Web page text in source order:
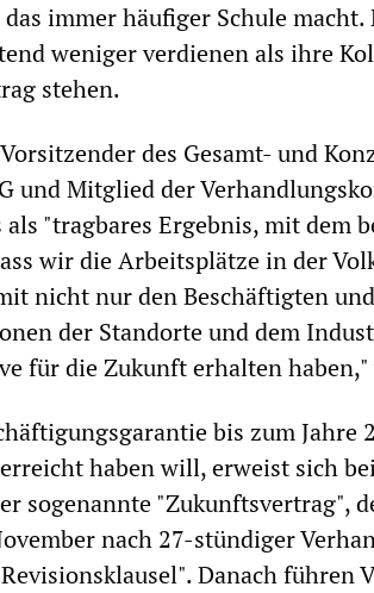
das immer häufiger Schule
weniger verdienen als ihre
stehen.
des Gesamt- und
und Mitglied der
als "tragbares Ergebnis, mit dem
wir die Arbeitsplätze in der
nicht nur den Beschäftigten
der Standorte und dem
für die Zukunft erhalten
bis zum Jahre
haben will, erweist sich
sogenannte "Zukunftsvertrag",
nach 27-stündiger
Danach führen